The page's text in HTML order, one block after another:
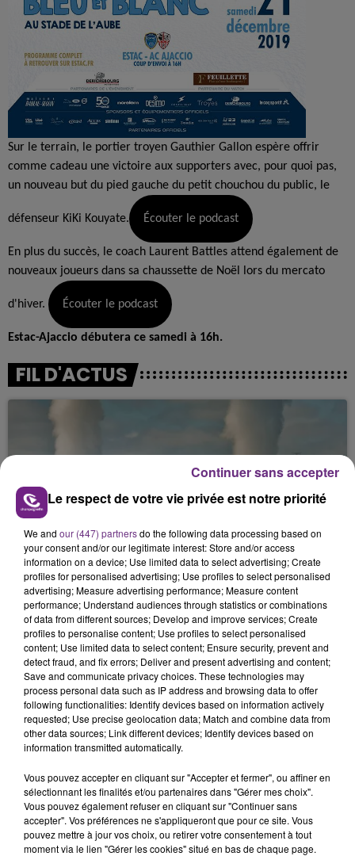
Sur le terrain, le portier troyen Gauthier Gallon espère offrir
comme cadeau une victoire aux supporters avec, pour quoi pas,
un nouveau but du pied gauche du petit chouchou du public, le
défenseur KiKi Kouyate. Écouter le podcast
En plus du succès, le coach Laurent Battles attend également de
nouveaux joueurs dans sa chaussette de Noël lors du mercato
d'hiver. Écouter le podcast
Estac-Ajaccio débutera ce samedi à 16h.
FIL D'ACTUS
LA CENTRALE NUCLÉAIRE DE CHOOZ
TOUJOURS À L'ARRÊT
Cela fait déjà une semaine que la centrale
nucléaire ardennaise est à l'arrêt. Une situation
justifiée par la sécheresse intense qui est toujours
présente.
LE MAGASIN JOUÉCLUB DE REIMS FERME
C'était l'une des institutions du centre-ville
rémois. Le magasin JouéClub est contraint de
fermer ses portes.
TITRES DIFFUSÉS
Le respect de votre vie privée est notre priorité
We and our (447) partnersdo the following data processing based on
your consent and/or our legitimate interest: Store and/or access
information on a device; Use limited data to select advertising; Create
profiles for personalised advertising; Use profiles to select personalised
advertising; Measure advertising performance; Measure content
performance; Understand audiences through statistics or combinations
of data from different sources; Develop and improve services; Create
profiles to personalise content; Use profiles to select personalised
content; Use limited data to select content; Ensure security, prevent and
detect fraud, and fix errors; Deliver and present advertising and content;
Save and communicate privacy choices. These technologies may
process personal data such as IP address and browsing data to offer
following functionalities: Identify devices based on information actively
requested; Use precise geolocation data; Match and combine data from
other data sources; Link different devices; Identify devices based on
information transmitted automatically.
Vous pouvez accepter en cliquant sur "Accepter et fermer", ou affiner en
sélectionnant les finalités et/ou partenaires dans "Gérer mes choix".
Vous pouvez également refuser en cliquant sur "Continuer sans
accepter". Vos préférences ne s'appliqueront que pour ce site. Vous
pouvez mettre à jour vos choix, ou retirer votre consentement à tout
moment via le lien "Gérer les cookies" situé en bas de chaque page.
Continuer sans accepter